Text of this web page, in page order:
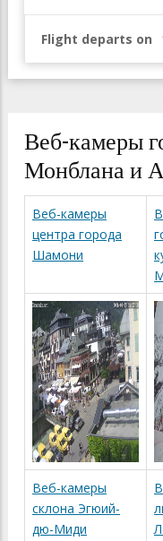
Flight departs on
Веб-камеры
Монблана и
Веб-камеры
центра города
Шамони
Веб-камеры
склона Эгюий-
дю-Миди